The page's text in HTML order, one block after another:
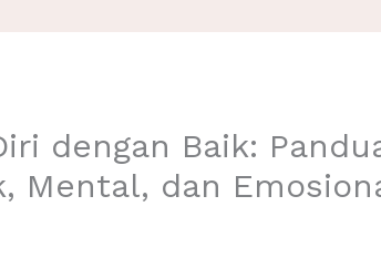
dengan Baik:
Mental, dan